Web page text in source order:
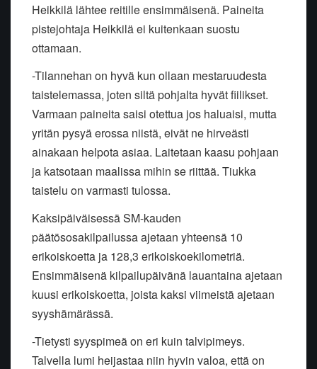
Heikkilä lähtee reitille ensimmäisenä. Paineita
pistejohtaja Heikkilä ei kuitenkaan suostu
ottamaan.
-Tilannehan on hyvä kun ollaan mestaruudesta
taistelemassa, joten siltä pohjalta hyvät fiilikset.
Varmaan paineita saisi otettua jos haluaisi, mutta
yritän pysyä erossa niistä, eivät ne hirveästi
ainakaan helpota asiaa. Laitetaan kaasu pohjaan
ja katsotaan maalissa mihin se riittää. Tiukka
taistelu on varmasti tulossa.
Kaksipäiväisessä SM-kauden
päätösosakilpailussa ajetaan yhteensä 10
erikoiskoetta ja 128,3 erikoiskoekilometriä.
Ensimmäisenä kilpailupäivänä lauantaina ajetaan
kuusi erikoiskoetta, joista kaksi viimeistä ajetaan
syyshämärässä.
-Tietysti syyspimeä on eri kuin talvipimeys.
Talvella lumi heijastaa niin hyvin valoa, että on